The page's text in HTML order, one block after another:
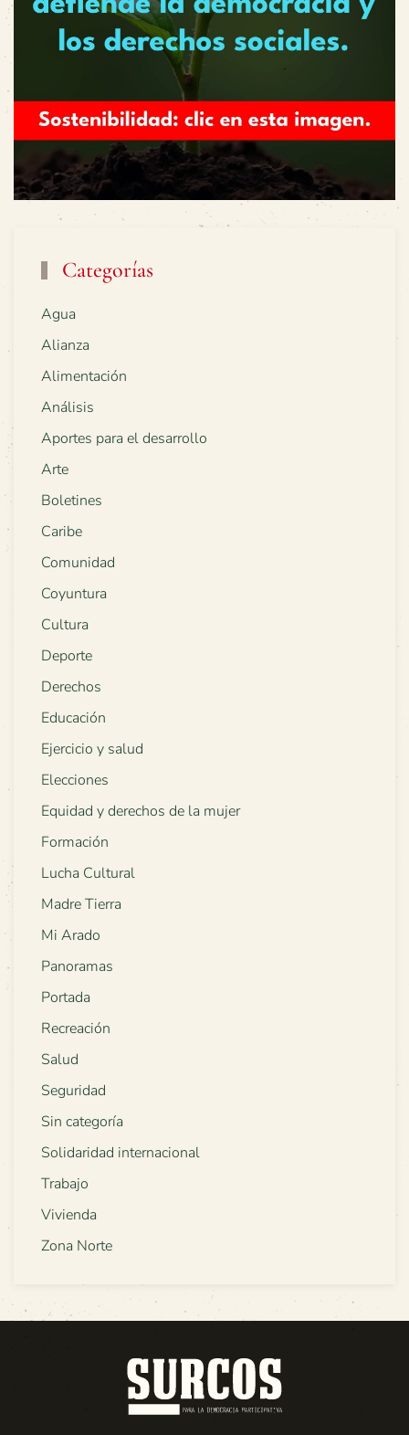
Categorías
Agua
Alianza
Alimentación
Análisis
Aportes para el desarrollo
Arte
Boletines
Caribe
Comunidad
Coyuntura
Cultura
Deporte
Derechos
Educación
Ejercicio y salud
Elecciones
Equidad y derechos de la mujer
Formación
Lucha Cultural
Madre Tierra
Mi Arado
Panoramas
Portada
Recreación
Salud
Seguridad
Sin categoría
Solidaridad internacional
Trabajo
Vivienda
Zona Norte